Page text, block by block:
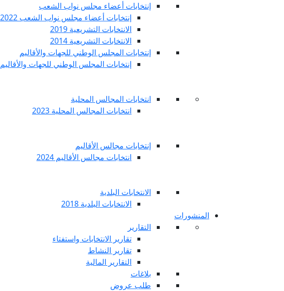
إنتخابات أعضاء مجلس نواب الشعب
إنتخابات أعضاء مجلس نواب الشعب 2022
الانتخابات التشريعية 2019
الانتخابات التشريعية 2014
إنتخابات المجلس الوطني للجهات والأقاليم
إنتخابات المجلس الوطني للجهات والأقاليم 2024
انتخابات المجالس المحلية
انتخابات المجالس المحلية 2023
إنتخابات مجالس الأقاليم
انتخابات مجالس الأقاليم 2024
الانتخابات البلدية
الانتخابات البلدية 2018
المنشورات
التقارير
تقارير الانتخابات واستفتاء
تقارير النشاط
التقارير المالية
بلاغات
طلب عروض